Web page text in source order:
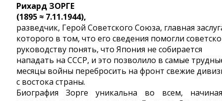
Рихард ЗОРГЕ
(1895 ≈ 7.11.1944),
разведчик, Герой Советского Союза, главная
которого в том, что его сведения помогли
руководству понять, что Япония не собирается
нападать на СССР, и это позволило в самые
месяцы войны перебросить на фронт свежие
с востока страны.
Биография Зорге уникальна во всем,